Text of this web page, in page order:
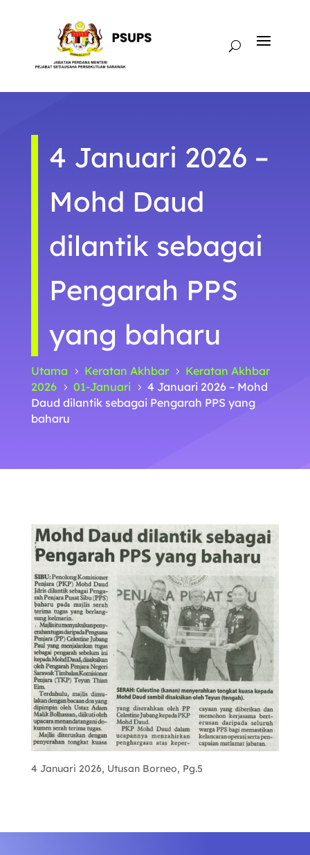
4 Januari 2026 –
Mohd Daud
dilantik sebagai
Pengarah PPS
yang baharu
Utama 5 Keratan Akhbar 5
Keratan Akhbar
2026
5 01-Januari 5 4 Januari 2026 – Mohd
Daud dilantik sebagai Pengarah PPS yang
baharu
4 Januari 2026, Utusan Borneo, Pg.5